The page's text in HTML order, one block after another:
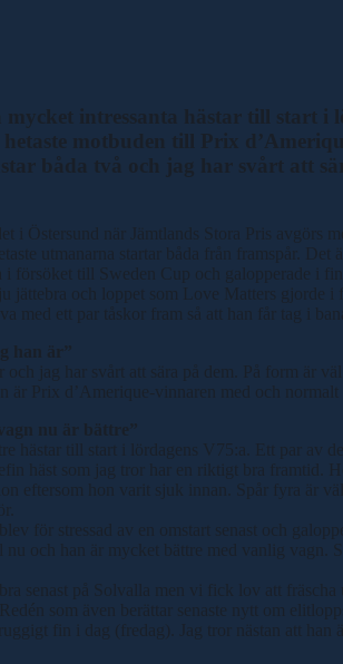
mycket intressanta hästar till start i
motbuden till Prix
båda två och jag har svårt att
i Östersund när Jämtlands Stora Pris
utmanarna startar båda från framspår.
i försöket till Sweden Cup och galopperade i
jättebra och loppet som Love Matters gjorde
med ett par tåskor fram så att han får tag i
han är”
och jag har svårt att sära på dem. På form är
är Prix d’Amerique-vinnaren med och
nu är bättre”
hästar till start i lördagens V75:a. Ett par av
häst som jag tror har en riktigt bra framtid.
eftersom hon varit sjuk innan. Spår fyra är
blev för stressad av en omstart senast och
nu och han är mycket bättre med vanlig
senast på Solvalla men vi fick lov att
som även berättar senaste nytt om
fin i dag (fredag). Jag tror nästan att